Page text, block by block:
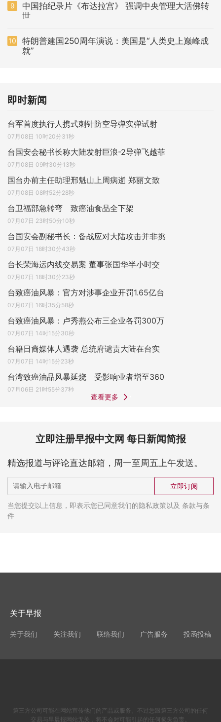
9
中国拍纪录片《布达拉宫》 强调中央管理大活佛转
世
10
特朗普建国250周年演说：美国是“人类史上巅峰成
就”
即时新闻
台军首度执行人携式刺针防空导弹实弹试射
07月08日 10时20分31秒
台国安会秘书长称大陆发射巨浪-2导弹飞越菲
07月08日 09时30分13秒
国台办前主任助理邢魁山上周病逝 郑丽文致
07月08日 08时52分28秒
台卫福部急转弯 致癌油食品全下架
07月07日 23时50分10秒
台国安会副秘书长：备战应对大陆攻击并非挑
07月07日 18时30分43秒
台长荣海运内线交易案 董事张国华半小时交
07月07日 18时30分23秒
台致癌油风暴：官方对涉事企业开罚1.65亿台
07月07日 16时35分58秒
台致癌油风暴：卢秀燕公布三企业各罚300万
07月07日 14时15分30秒
台籍日裔媒体人遇袭 总统府谴责大陆在台实
07月07日 14时15分23秒
台湾致癌油品风暴延烧 受影响业者增至360
07月06日 21时55分37秒
查看更多
立即注册早报中文网 每日新闻简报
精选报道与评论直达邮箱，周一至周五上午发送。
立即订阅
当您提交以上信息，即表示您已同意我们的隐私政策以及 条款与条
件
关于早报
关于我们 关注我们 联络我们 广告服务 投函投稿
第三方公司可能在网站宣传他们的产品或服务。不过您跟第三方公司的任何
交易与早晨报网站无关，将不会对可能引起的任何损失负责。